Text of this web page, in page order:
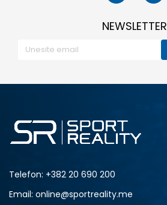
NEWSLETTER
Telefon: +382 20 690 200
Email: online@sportreality.me